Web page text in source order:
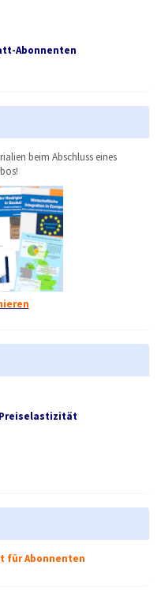
Abonnenten
beim Abschluss eines
für Abonnenten